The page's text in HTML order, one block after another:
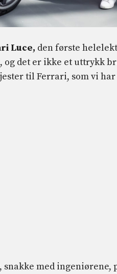
Luce, den første
og det er ikke et uttrykk
til Ferrari, som vi
med ingeniørene,